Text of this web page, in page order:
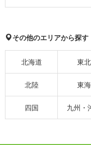
その他のエリアから探す
北海道 東北
北陸 東海
四国 九州・